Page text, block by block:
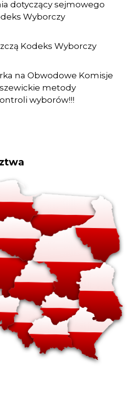
dotyczący sejmowego
Wyborczy
Kodeks Wyborczy
na Obwodowe Komisje
metody
wyborów!!!